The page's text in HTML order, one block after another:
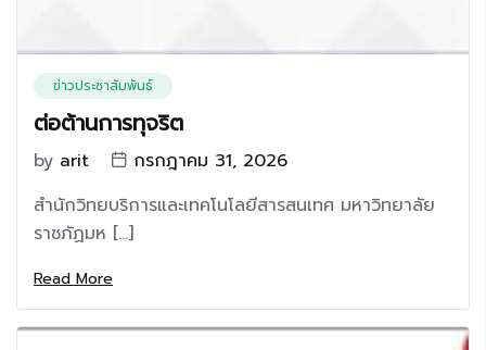
ข่าวประชาสัมพันธ์
ต่อต้านการทุจริต
by arit
กรกฎาคม 31, 2026
สำนักวิทยบริการและเทคโนโลยีสารสนเทศ มหาวิทยาลัย
ราชภัฏมห […]
Read More